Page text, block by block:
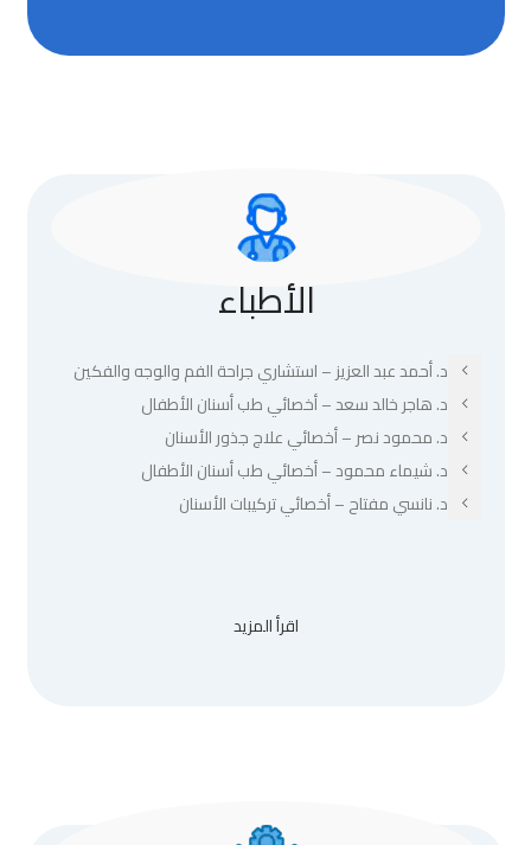
الأطباء
د. أحمد عبد العزيز – استشاري جراحة الفم والوجه والفكين
د. هاجر خالد سعد – أخصائي طب أسنان الأطفال
د. محمود نصر – أخصائي علاج جذور الأسنان
د. شيماء محمود – أخصائي طب أسنان الأطفال
د. نانسي مفتاح – أخصائي تركيبات الأسنان
اقرأ المزيد